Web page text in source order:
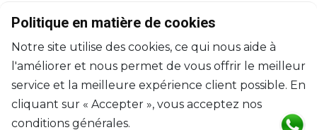
BERNARDAUD
Coffret de 6 assiettes
D: 21cm
$844
Politique en matière de cookies
Notre site utilise des cookies, ce qui nous aide à
l'améliorer et nous permet de vous offrir le meilleur
service et la meilleure expérience client possible. En
cliquant sur « Accepter », vous acceptez nos
conditions générales.